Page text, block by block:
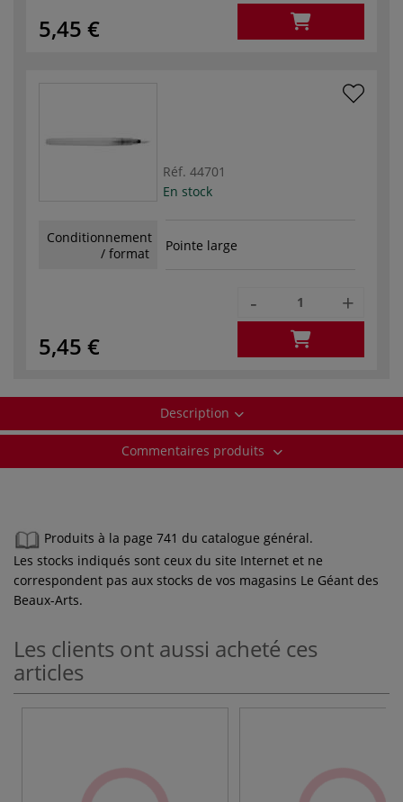
5,45 €
Réf. 44701
En stock
Conditionnement
/ format
Pointe large
5,45 €
- +
Description
Commentaires produits
Produits à la page 741 du catalogue général.
Les stocks indiqués sont ceux du site Internet et ne
correspondent pas aux stocks de vos magasins Le Géant des
Beaux-Arts.
Les clients ont aussi acheté ces
articles